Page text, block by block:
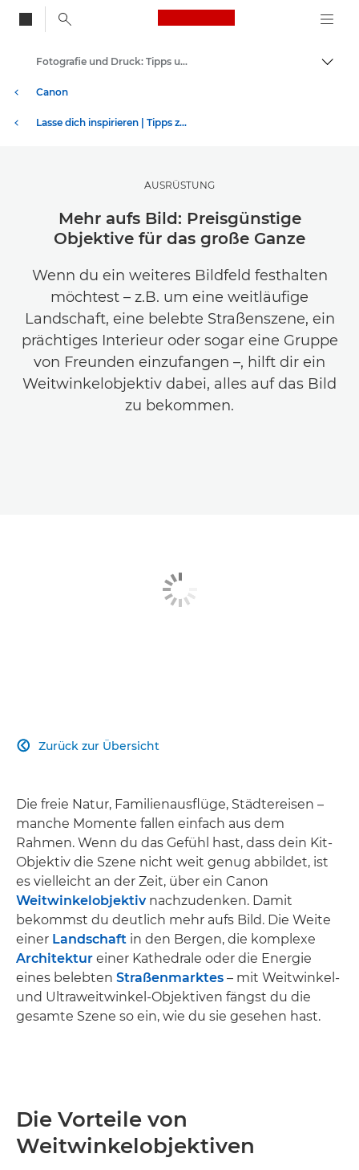
Canon Logo, back
Auf
Canon
Lasse dich inspirieren | Tipps zur Fotografie und zum Drucken sowie Kaufratgeber
Fotografie und Druck: Tipps und Techniken
AUSRÜSTUNG
Mehr aufs Bild: Preisgünstige
Objektive für das große Ganze
Wenn du ein weiteres Bildfeld festhalten
möchtest – z.B. um eine weitläufige
Landschaft, eine belebte Straßenszene, ein
prächtiges Interieur oder sogar eine Gruppe
von Freunden einzufangen –, hilft dir ein
Weitwinkelobjektiv dabei, alles auf das Bild
zu bekommen.
Zurück zur Übersicht

Die freie Natur, Familienausflüge, Städtereisen –
manche Momente fallen einfach aus dem
Rahmen. Wenn du das Gefühl hast, dass dein Kit-
Objektiv die Szene nicht weit genug abbildet, ist
es vielleicht an der Zeit, über ein Canon
Weitwinkelobjektivnachzudenken. Damit
bekommst du deutlich mehr aufs Bild. Die Weite
einer Landschaft in den Bergen, die komplexe
Architektur einer Kathedrale oder die Energie
eines belebten Straßenmarktes – mit Weitwinkel-
und Ultraweitwinkel-Objektiven fängst du die
gesamte Szene so ein, wie du sie gesehen hast.
Die Vorteile von
Weitwinkelobjektiven